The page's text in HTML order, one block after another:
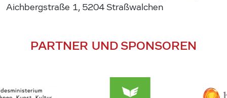
Aichbergstraße 1, 5204 Straßwalchen
PARTNER UND SPONSOREN